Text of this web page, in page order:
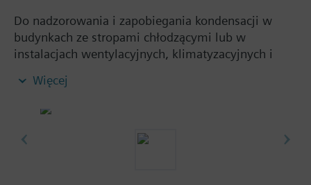
Do nadzorowania i zapobiegania kondensacji w
budynkach ze stropami chłodzącymi lub w
instalacjach wentylacyjnych, klimatyzacyjnych i
Więcej